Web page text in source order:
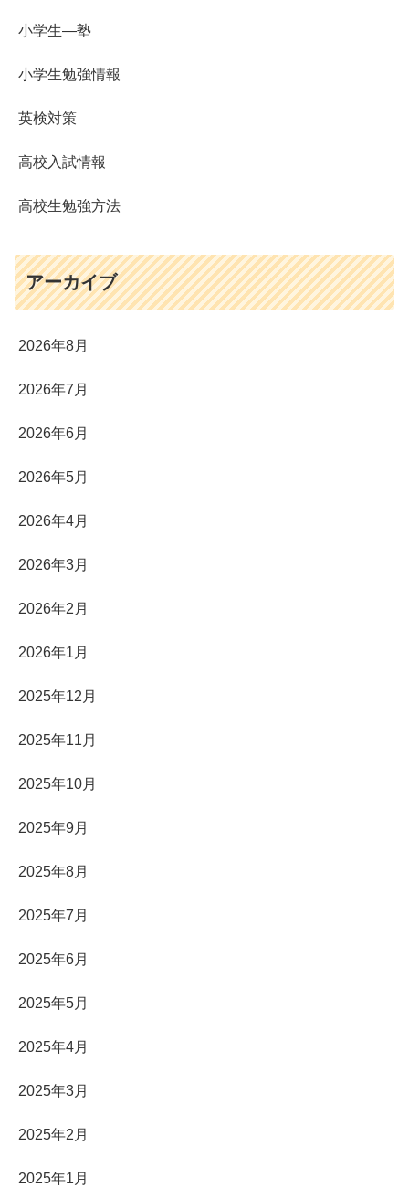
小学生―塾
小学生勉強情報
英検対策
高校入試情報
高校生勉強方法
アーカイブ
2026年8月
2026年7月
2026年6月
2026年5月
2026年4月
2026年3月
2026年2月
2026年1月
2025年12月
2025年11月
2025年10月
2025年9月
2025年8月
2025年7月
2025年6月
2025年5月
2025年4月
2025年3月
2025年2月
2025年1月